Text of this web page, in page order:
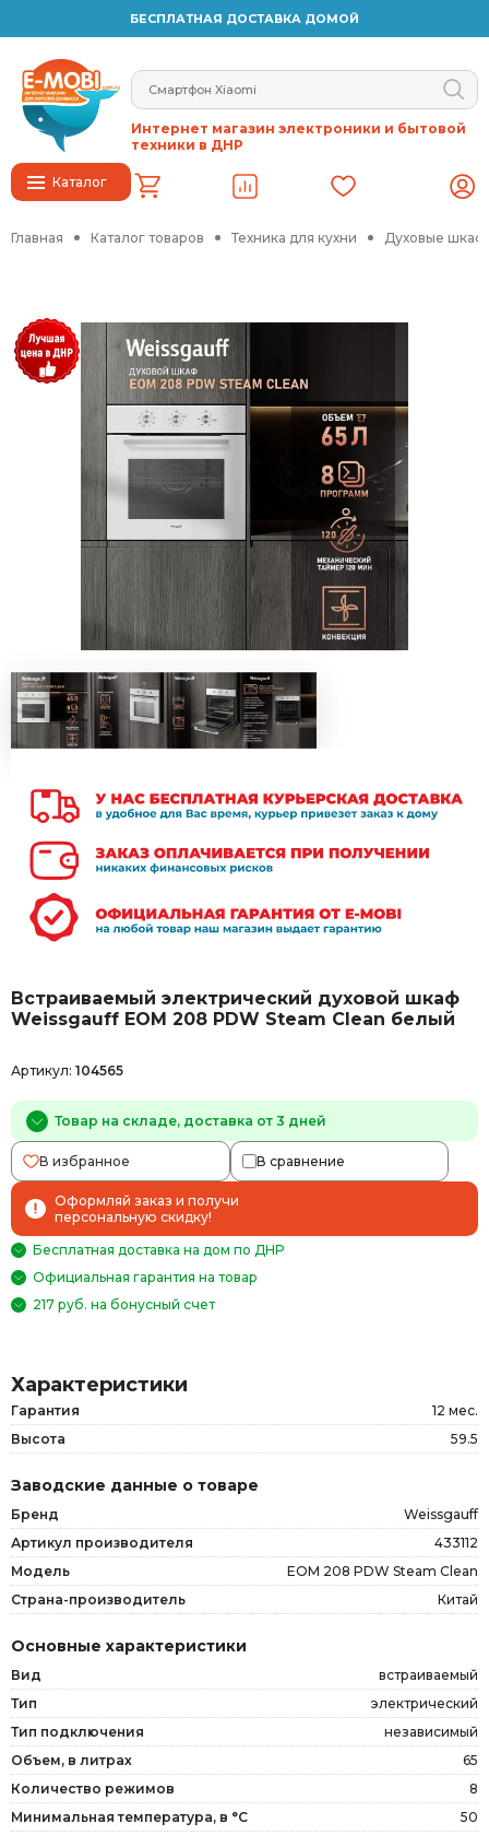
БЕСПЛАТНАЯ ДОСТАВКА ДОМОЙ
Каталог
Интернет магазин электроники и бытовой
техники в ДНР
Главная Каталог товаров Техника для кухни Духовые
Встраиваемый электрический духовой шкаф
Weissgauff EOM 208 PDW Steam Clean белый
Артикул: 104565
Товар на складе, доставка от 3 дней
В избранное В сравнение
Оформляй заказ и получи
персональную скидку!
Бесплатная доставка на дом по ДНР
Официальная гарантия на товар
217 руб. на бонусный счет
Характеристики
Гарантия
12 мес.
Высота
59.5
Заводские данные о товаре
Бренд
Weissgauff
Артикул производителя
433112
Модель
EOM 208 PDW Steam Clean
Страна-производитель
Китай
Основные характеристики
Вид
встраиваемый
Тип
электрический
Тип подключения
независимый
Объем, в литрах
65
Количество режимов
8
Минимальная температура, в °C
50